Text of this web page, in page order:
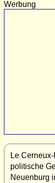
Werbung
Le
politische
Neuenburg